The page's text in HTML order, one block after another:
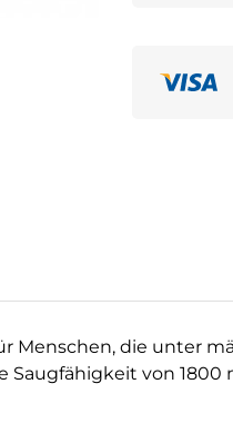
Menschen, die unter
von